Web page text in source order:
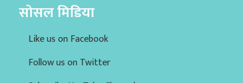
सोसल मिडिया
Like us on Facebook
Follow us on Twitter